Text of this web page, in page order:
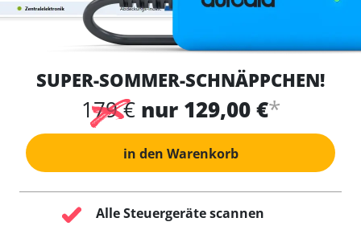
SUPER-SOMMER-SCHNÄPPCHEN!
179 € nur 129,00 €*
in den Warenkorb
Alle Steuergeräte scannen